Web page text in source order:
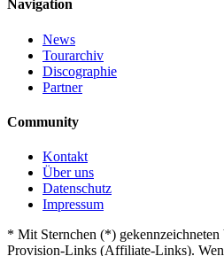
Navigation
News
Tourarchiv
Discographie
Partner
Community
Kontakt
Über uns
Datenschutz
Impressum
* Mit Sternchen (*) gekennzeichneten
Provision-Links (Affiliate-Links).